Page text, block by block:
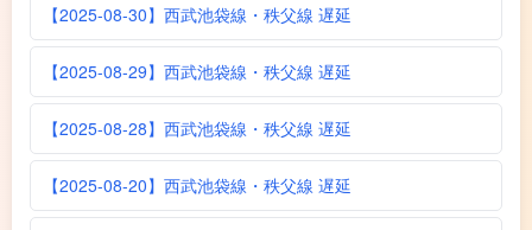
【2025-08-30】西武池袋線・秩父線 遅延
【2025-08-29】西武池袋線・秩父線 遅延
【2025-08-28】西武池袋線・秩父線 遅延
【2025-08-20】西武池袋線・秩父線 遅延